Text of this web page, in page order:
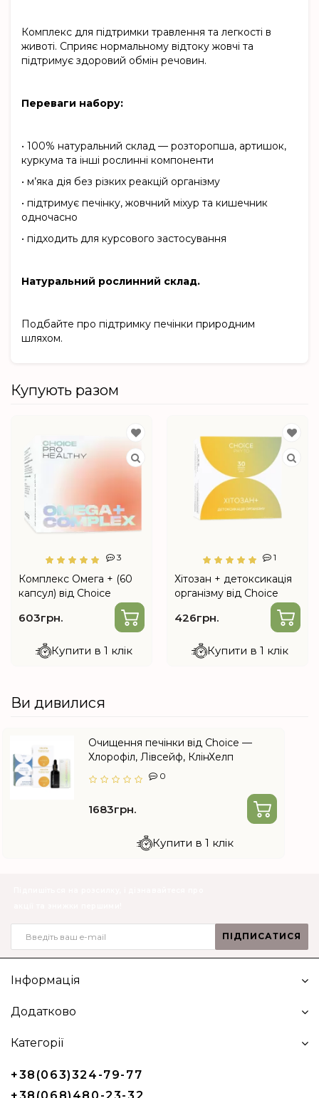
Комплекс для підтримки травлення та легкості в
животі. Сприяє нормальному відтоку жовчі та
підтримує здоровий обмін речовин.
Переваги набору:
• 100% натуральний склад — розторопша, артишок,
куркума та інші рослинні компоненти
• м’яка дія без різких реакцій організму
• підтримує печінку, жовчний міхур та кишечник
одночасно
• підходить для курсового застосування
Натуральний рослинний склад.
Подбайте про підтримку печінки природним
шляхом.
Купують разом
3
Комплекс Омега + (60
капсул) від Choice
603грн.
Купити в 1 клік
1
Хітозан + детоксикація
організму від Choice
426грн.
Купити в 1 клік
Ви дивилися
Очищення печінки від Choice —
Хлорофіл, Лівсейф, КлінХелп
0
1683грн.
Купити в 1 клік
ПІДПИСАТИСЯ
Інформація
Додатково
Категорії
+38(063)324-79-77